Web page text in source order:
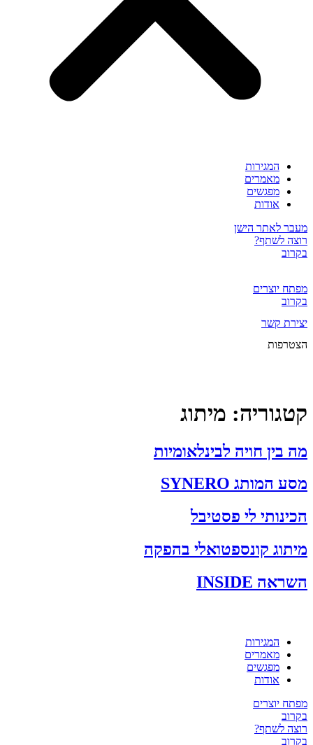
המגירות
מאמרים
מפגשים
אודות
מעבר לאתר הישן
רוצה לשתף?
בקרוב
מפתח יוצרים
בקרוב
יצירת קשר
הצטרפות
קטגוריה: מיתוג
מה בין חויה לבינלאומיות
מסע המותג SYNERO
הכינותי לי פסטיבל
מיתוג קונספטואלי בהפקה
השראה INSIDE
המגירות
מאמרים
מפגשים
אודות
מפתח יוצרים
בקרוב
רוצה לשתף?
בקרוב